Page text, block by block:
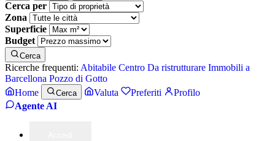
Cerca per
Zona
Superficie
Budget
Cerca
Ricerche frequenti: Abitabile Centro Da ristrutturare Immobili a
Barcellona Pozzo di Gotto
Home
Cerca Valuta Preferiti
Profilo
Agente AI